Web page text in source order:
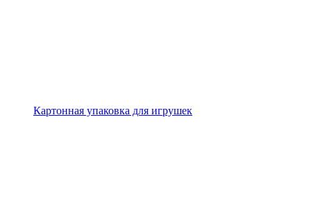
Картонная упаковка для игрушек